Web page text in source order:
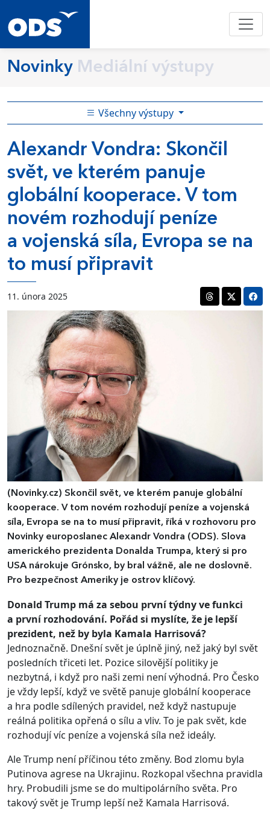
Novinky Mediální výstupy
Všechny výstupy
Alexandr Vondra: Skončil
svět, ve kterém panuje
globální kooperace. V tom
novém rozhodují peníze
a vojenská síla, Evropa se na
to musí připravit
11. února 2025
(Novinky.cz) Skončil svět, ve kterém panuje globální
kooperace. V tom novém rozhodují peníze a vojenská
síla, Evropa se na to musí připravit, říká v rozhovoru pro
Novinky europoslanec Alexandr Vondra (ODS). Slova
amerického prezidenta Donalda Trumpa, který si pro
USA nárokuje Grónsko, by bral vážně, ale ne doslovně.
Pro bezpečnost Ameriky je ostrov klíčový.
Donald Trump má za sebou první týdny ve funkci
a první rozhodování. Pořád si myslíte, že je lepší
prezident, než by byla Kamala Harrisová?
Jednoznačně. Dnešní svět je úplně jiný, než jaký byl svět
posledních třiceti let. Pozice silovější politiky je
nezbytná, i když pro naši zemi není výhodná. Pro Česko
je vždy lepší, když ve světě panuje globální kooperace
a hra podle sdílených pravidel, než když nastupuje
reálná politika opřená o sílu a vliv. To je pak svět, kde
rozhodují víc peníze a vojenská síla než ideály.
Ale Trump není příčinou této změny. Bod zlomu byla
Putinova agrese na Ukrajinu. Rozkopal všechna pravidla
hry. Probudili jsme se do multipolárního světa. Pro
takový svět je Trump lepší než Kamala Harrisová.